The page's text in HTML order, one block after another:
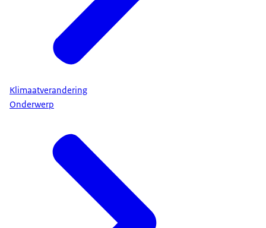
Klimaatverandering
Onderwerp